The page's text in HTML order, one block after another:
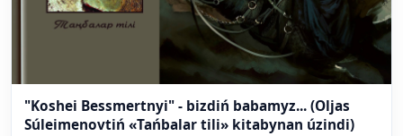
"Koshei Bessmertnyi" - bizdiń babamyz... (Oljas
Súleimenovtiń «Tańbalar tili» kitabynan úzindi)